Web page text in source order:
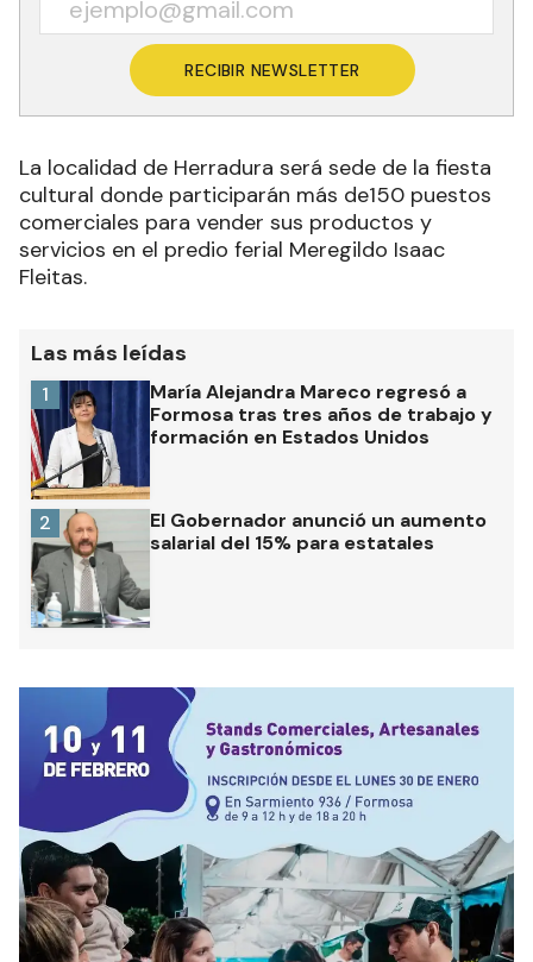
RECIBIR NEWSLETTER
La localidad de Herradura será sede de la fiesta
cultural donde participarán más de150 puestos
comerciales para vender sus productos y
servicios en el predio ferial Meregildo Isaac
Fleitas.
Las más leídas
María Alejandra Mareco regresó a
Formosa tras tres años de trabajo y
formación en Estados Unidos
1
El Gobernador anunció un aumento
salarial del 15% para estatales
2